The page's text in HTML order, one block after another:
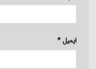
ایمیل*